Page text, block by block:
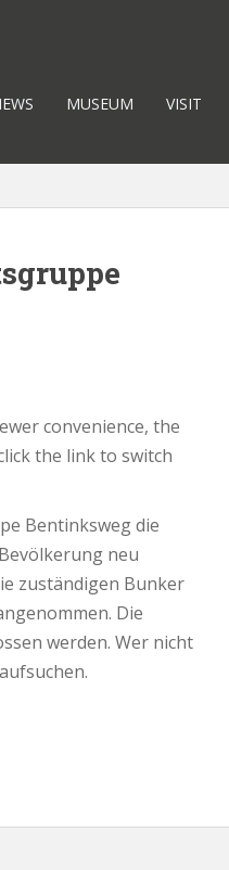
MUSEUM VISIT
convenience, the
the link to switch
Bentinksweg die
neu
zuständigen Bunker
Die
werden. Wer nicht